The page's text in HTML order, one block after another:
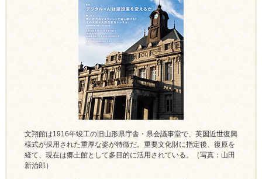
文翔館は1916年竣工の旧山形県庁舎・県会議事堂で、英国近世復興
様式が採用された重厚な姿が特徴だ。重要文化財に指定後、復原を
経て、現在は郷土館として多目的に活用されている。（写真：山田
新治郎）